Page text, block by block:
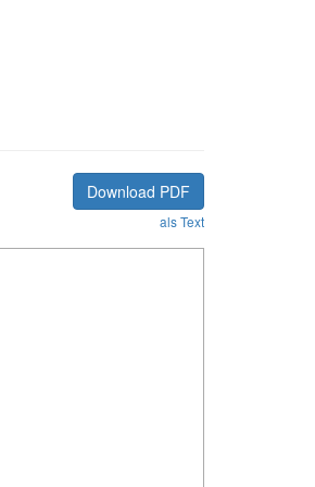
Download PDF
als Text